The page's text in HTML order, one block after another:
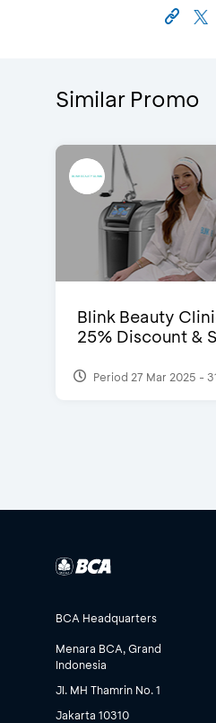
Similar Promo
Blink Beauty
25% Discount &
Period 27 Mar 2025 -
BCA Headquarters
Menara BCA, Grand
Indonesia
Jl. MH Thamrin No. 1
Jakarta 10310